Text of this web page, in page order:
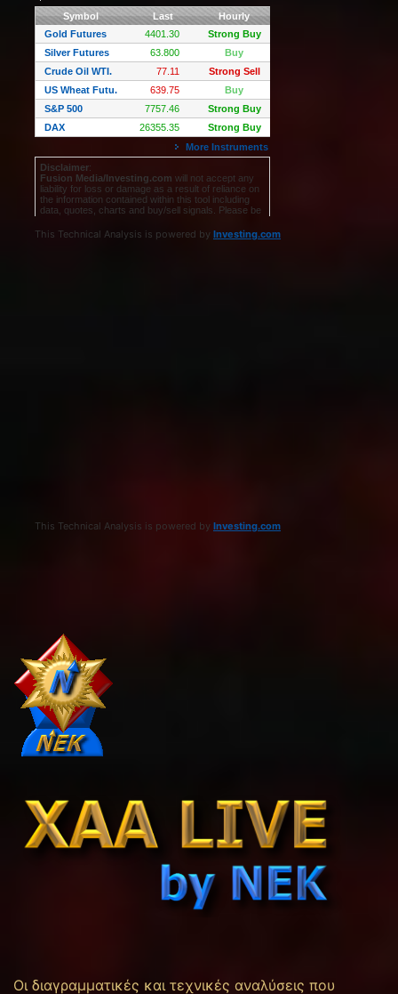
This Technical Analysis is powered by Investing.com
This Technical Analysis is powered by Investing.com
Οι διαγραμματικές και τεχνικές αναλύσεις που